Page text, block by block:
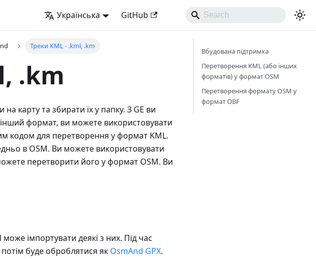
Українська GitHub
Треки KML - .kml, .km
.km
карту та збирати їх у папку. З GE ви
формат, ви можете використовувати
кодом для перетворення у формат KML.
в OSM. Ви можете використовувати
перетворити його у формат OSM. Ви
імпортувати деякі з них. Під час
буде оброблятися як OsmAnd GPX.
Вбудована підтримка
Перетворення KML (або інших
форматів) у формат OSM
Перетворення формату OSM у
формат OBF